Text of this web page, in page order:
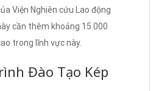
Viện Nghiên cứu Lao động
cần thêm khoảng 15.000
trong lĩnh vực này.
Đào Tạo Kép